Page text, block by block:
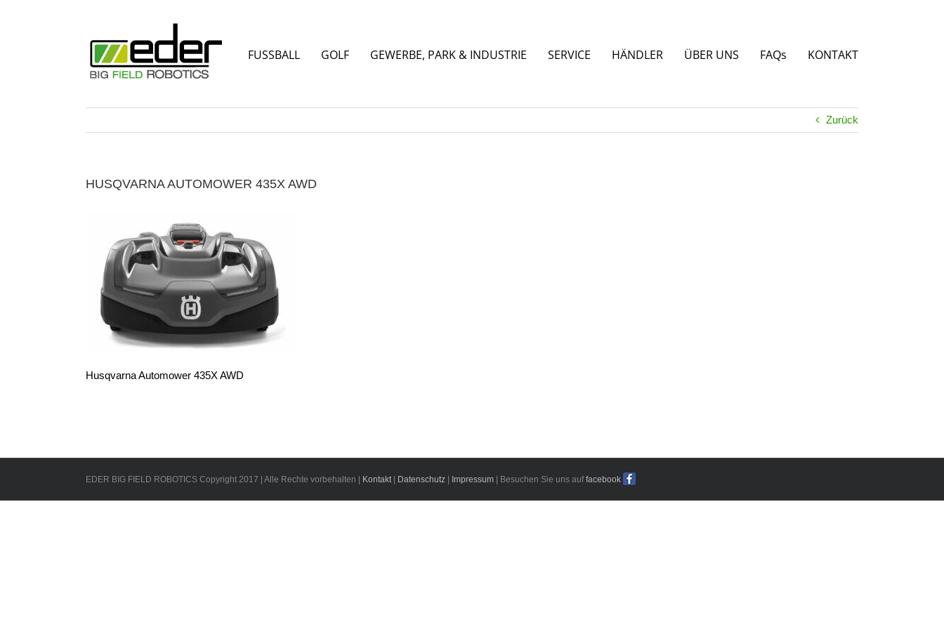
FUSSBALL GOLF GEWERBE, PARK & INDUSTRIE SERVICE HÄNDLER ÜBER UNS FAQs KONTAKT
Zurück
HUSQVARNA AUTOMOWER 435X AWD
Husqvarna Automower 435X AWD
EDER BIG FIELD ROBOTICS Copyright 2017 | Alle Rechte vorbehalten | Kontakt| Datenschutz Impressum | Besuchen Sie uns auffacebook